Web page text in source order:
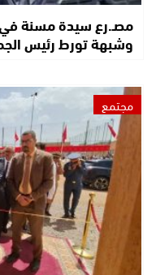
مصـ.رع سيدة مسنة في
وشبهة تورط رئيس
مجتمع